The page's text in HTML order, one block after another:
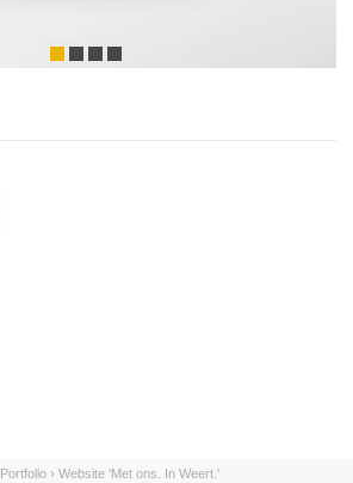
Portfolio› Website 'Met ons. In Weert.'